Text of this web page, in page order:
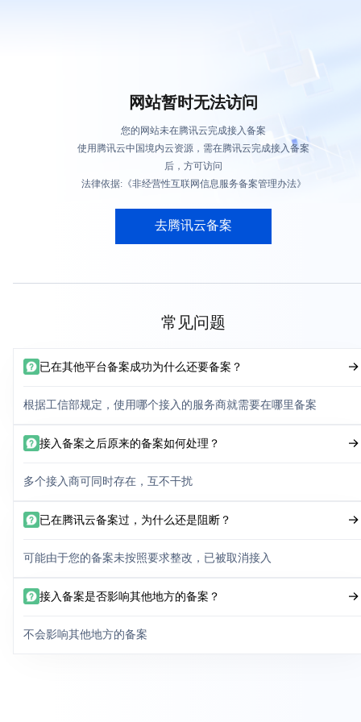
网站暂时无法访问
您的网站未在腾讯云完成接入备案
使用腾讯云中国境内云资源，需在腾讯云完成接入备案
后，方可访问
法律依据:《非经营性互联网信息服务备案管理办法》
去腾讯云备案
常见问题
已在其他平台备案成功为什么还要备案？
根据工信部规定，使用哪个接入的服务商就需要在哪里备案
接入备案之后原来的备案如何处理？
多个接入商可同时存在，互不干扰
已在腾讯云备案过，为什么还是阻断？
可能由于您的备案未按照要求整改，已被取消接入
接入备案是否影响其他地方的备案？
不会影响其他地方的备案